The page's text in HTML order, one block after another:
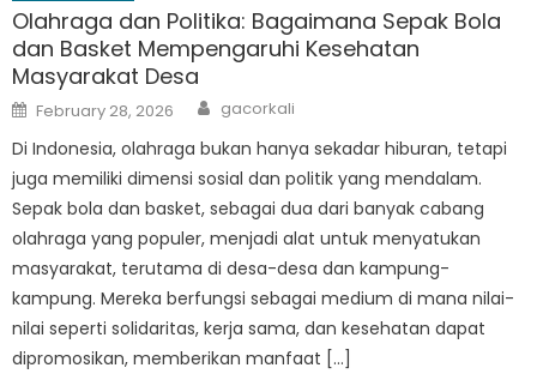
Olahraga dan Politika: Bagaimana Sepak Bola
dan Basket Mempengaruhi Kesehatan
Masyarakat Desa
Posted
on
February 28, 2026 Author
gacorkali
Di Indonesia, olahraga bukan hanya sekadar hiburan, tetapi
juga memiliki dimensi sosial dan politik yang mendalam.
Sepak bola dan basket, sebagai dua dari banyak cabang
olahraga yang populer, menjadi alat untuk menyatukan
masyarakat, terutama di desa-desa dan kampung-
kampung. Mereka berfungsi sebagai medium di mana nilai-
nilai seperti solidaritas, kerja sama, dan kesehatan dapat
dipromosikan, memberikan manfaat […]